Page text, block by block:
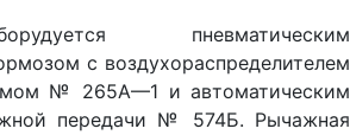
пневматическим
с воздухораспределителем
№ 265А—1 и автоматическим
передачи № 574Б. Рычажная